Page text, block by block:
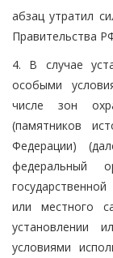
абзац утратил
Правительства
4. В случае
особыми
числе зон
(памятников
Федерации)
федеральный
или местного
установлении
условиями